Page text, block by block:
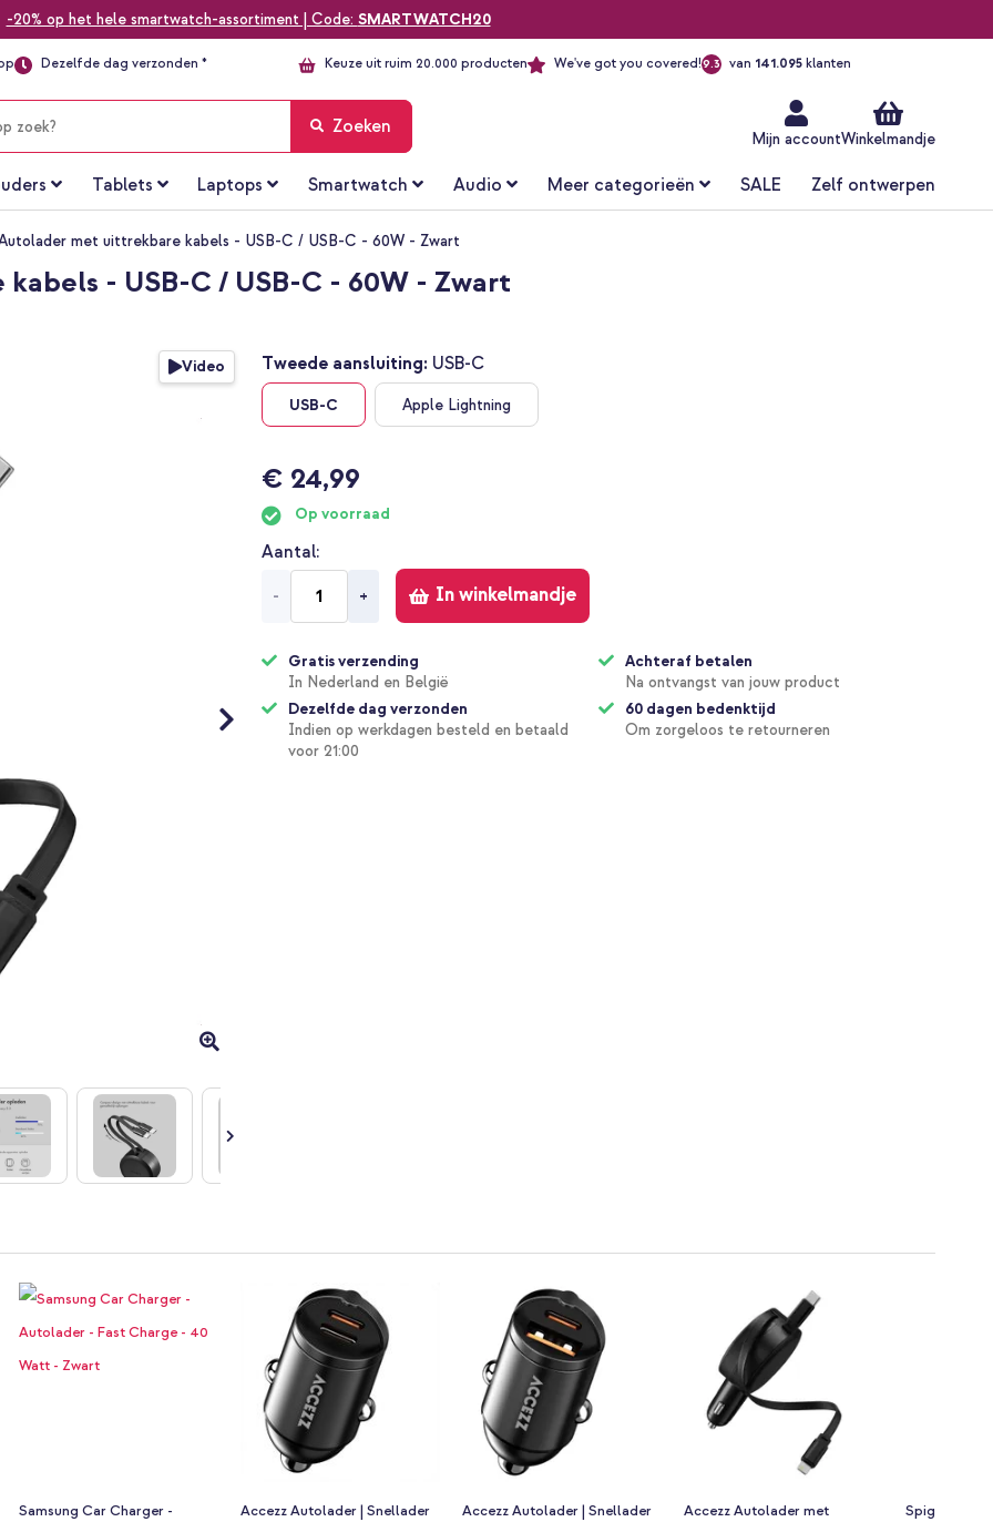
-20% op het hele smartwatch-assortiment | Code: SMARTWATCH20
Dezelfde dag verzonden * Keuze uit ruim 20.000 producten We've got you covered!9.3 van 141.095klanten
Mijn accountWinkelmandje
Zoeken
Tablets Laptops Smartwatch Audio Meer categorieën SALE Zelf ontwerpen
met uittrekbare kabels - USB-C / USB-C - 60W - Zwart
- USB-C / USB-C - 60W - Zwart
Video Tweede aansluiting: USB-C
USB-C Apple Lightning
€ 24,99
Op voorraad
Aantal
- + In winkelmandje
Gratis verzending
In Nederland en België
Dezelfde dag verzonden
Indien op werkdagen besteld en betaald
voor 21:00
Achteraf betalen
Na ontvangst van jouw product
60 dagen bedenktijd
Om zorgeloos te retourneren
Samsung Car Charger -
Accezz Autolader | Snellader
Accezz Autolader | Snellader
Accezz Autolader met
Spigen